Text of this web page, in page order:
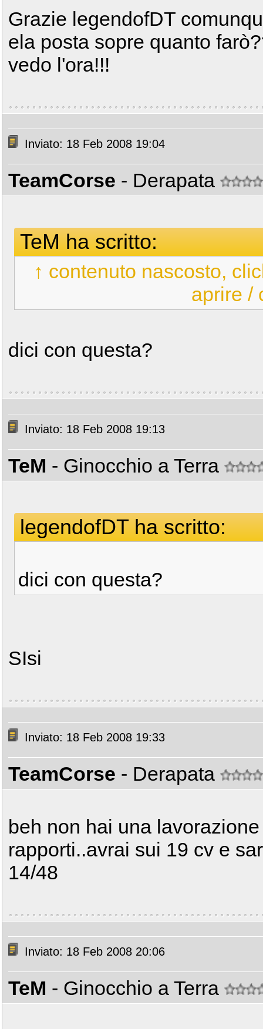
Grazie legendofDT
ela posta sopre quanto
vedo l'ora!!!
Inviato: 18 Feb 2008 19:04
TeamCorse - Derapata
TeM ha scritto:
↑ contenuto nascosto,
aprire /
dici con questa?
Inviato: 18 Feb 2008 19:13
TeM - Ginocchio a Terra
legendofDT ha scritto:
dici con questa?
SIsi
Inviato: 18 Feb 2008 19:33
TeamCorse - Derapata
beh non hai una
rapporti..avrai sui 19 cv e
14/48
Inviato: 18 Feb 2008 20:06
TeM - Ginocchio a Terra